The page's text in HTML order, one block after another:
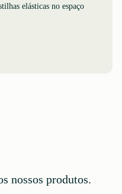
elásticas no espaço
nossos produtos.